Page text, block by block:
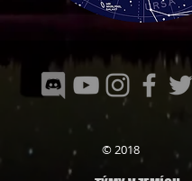
© 2018